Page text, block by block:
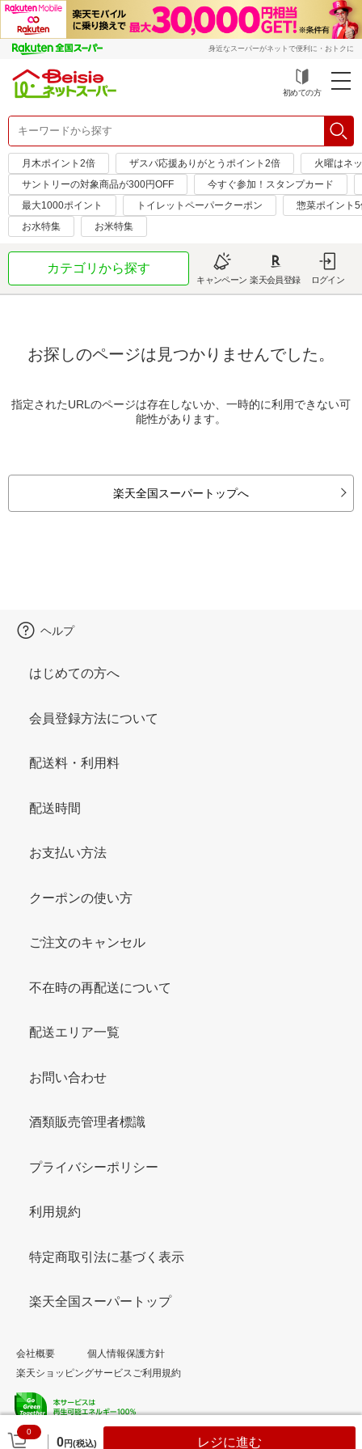
身近なスーパーがネットで便利に・おトクに
初めての方
月木ポイント2倍 ザスパ応援ありがとうポイント2倍
火曜はネ
サントリーの対象商品が300円OFF
今すぐ参加！スタンプカード
最大1000ポイント
トイレットペーパークーポン
惣菜ポイント
お水特集
お米特集
カテゴリから探す
キャンペーン 楽天会員登録 ログイン
お探しのページは見つかりませんでした。
指定されたURLのページは存在しないか、一時的に利用できない可
能性があります。
楽天全国スーパートップへ
0
0円(税込) レジに進む
ヘルプ
はじめての方へ
会員登録方法について
配送料・利用料
配送時間
お支払い方法
クーポンの使い方
ご注文のキャンセル
不在時の再配送について
配送エリア一覧
お問い合わせ
酒類販売管理者標識
プライバシーポリシー
利用規約
特定商取引法に基づく表示
楽天全国スーパートップ
会社概要
個人情報保護方針
楽天ショッピングサービスご利用規約
© Rakuten Group, Inc.